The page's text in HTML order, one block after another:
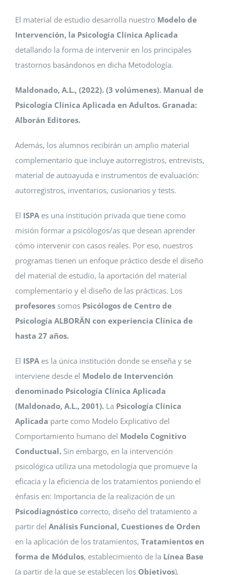
El material de estudio desarrolla nuestro Modelo de
Intervención, la Psicología Clínica Aplicada
detallando la forma de intervenir en los principales
trastornos basándonos en dicha Metodología.
Maldonado, A.L., (2022). (3 volúmenes). Manual de
Psicología Clínica Aplicada en Adultos. Granada:
Alborán Editores.
Además, los alumnos recibirán un amplio material
complementario que incluye autorregistros, entrevists,
material de autoayuda e instrumentos de evaluación:
autorregistros, inventarios, cusionarios y tests.
El ISPA es una institución privada que tiene como
misión formar a psicólogos/as que desean aprender
cómo intervenir con casos reales. Por eso, nuestros
programas tienen un enfoque práctico desde el diseño
del material de estudio, la aportación del material
complementario y el diseño de las prácticas. Los
profesores somos Psicólogos de Centro de
Psicología ALBORÄN con experiencia Clínica de
hasta 27 años.
El ISPA es la única institución donde se enseña y se
interviene desde el Modelo de Intervención
denominado Psicología Clínica Aplicada
(Maldonado, A.L., 2001). La Psicología Clínica
Aplicada parte como Modelo Explicativo del
Comportamiento humano del Modelo Cognitivo
Conductual. Sin embargo, en la intervención
psicológica utiliza una metodología que promueve la
eficacia y la eficiencia de los tratamientos poniendo el
énfasis en: Importancia de la realización de un
Psicodiagnóstico correcto, diseño del tratamiento a
partir del Análisis Funcional, Cuestiones de Orden
en la aplicación de los tratamientos, Tratamientos en
forma de Módulos, establecimiento de la Línea Base
(a partir de la que se establecen los Objetivos),